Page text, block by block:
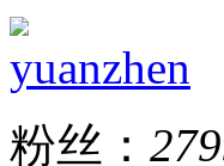
yuanzhen
粉丝：